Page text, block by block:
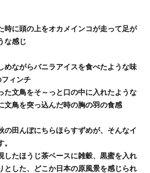
時に頭の上をオカメインコが走って足が
な感じ
めながらバニラアイスを食べたような味
ィンチ
た文鳥をそ～っと口の中に入れたような
文鳥を突っ込んだ時の胸の羽の食感
の田んぼにちらほらすずめが、そんなイ
したほうじ茶ベースに雑穀、黒蜜を入れ
とした、どこか日本の原風景を感じられ